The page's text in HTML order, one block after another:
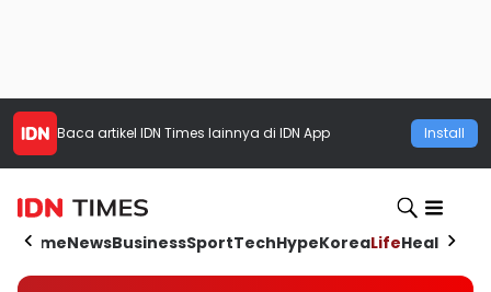
Baca artikel IDN Times lainnya di IDN App Install
HomeNewsBusinessSportTechHypeKoreaLifeHealth